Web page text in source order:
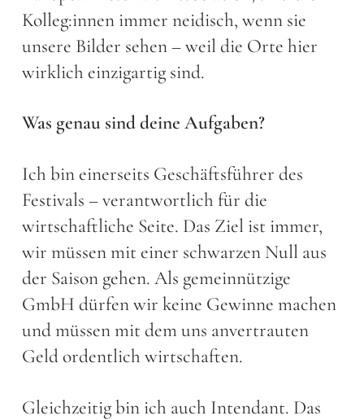
Kolleg:innen immer neidisch, wenn sie
unsere Bilder sehen – weil die Orte hier
wirklich einzigartig sind.
Was genau sind deine Aufgaben?
Ich bin einerseits Geschäftsführer des
Festivals – verantwortlich für die
wirtschaftliche Seite. Das Ziel ist immer,
wir müssen mit einer schwarzen Null aus
der Saison gehen. Als gemeinnützige
GmbH dürfen wir keine Gewinne machen
und müssen mit dem uns anvertrauten
Geld ordentlich wirtschaften.
Gleichzeitig bin ich auch Intendant. Das